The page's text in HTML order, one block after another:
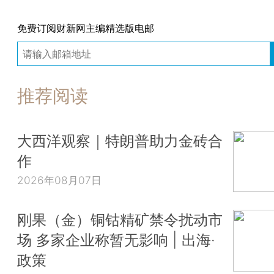
免费订阅财新网主编精选版电邮
推荐阅读
大西洋观察｜特朗普助力金砖合
作
2026年08月07日
刚果（金）铜钴精矿禁令扰动市
场 多家企业称暂无影响 | 出海·
政策